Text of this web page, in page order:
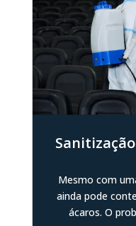
Mesmo com
ainda pode
ácaros. O